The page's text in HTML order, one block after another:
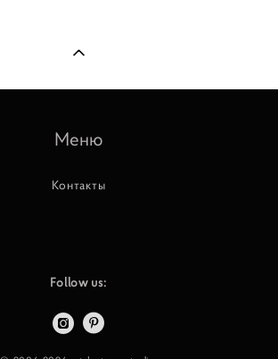
Меню
Контакты
Follow us: